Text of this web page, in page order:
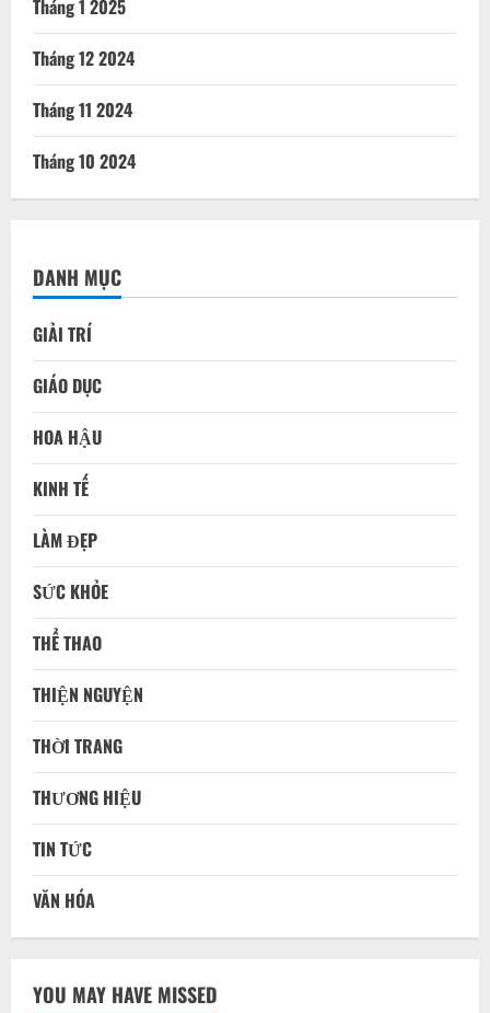
Tháng 1 2025
Tháng 12 2024
Tháng 11 2024
Tháng 10 2024
DANH MỤC
GIẢI TRÍ
GIÁO DỤC
HOA HẬU
KINH TẾ
LÀM ĐẸP
SỨC KHỎE
THỂ THAO
THIỆN NGUYỆN
THỜI TRANG
THƯƠNG HIỆU
TIN TỨC
VĂN HÓA
YOU MAY HAVE MISSED